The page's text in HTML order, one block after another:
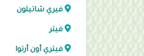
فيري شاتيلون
فيتر
فيتري أون أرتوا